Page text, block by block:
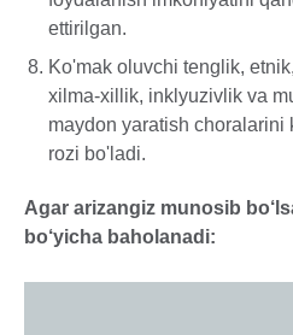
ettirilgan.
Ko'mak oluvchi tenglik,
xilma-xillik, inklyuzivlik va
maydon yaratish choralarini
rozi bo'ladi.
Agar arizangiz munosib
bo‘yicha baholanadi: